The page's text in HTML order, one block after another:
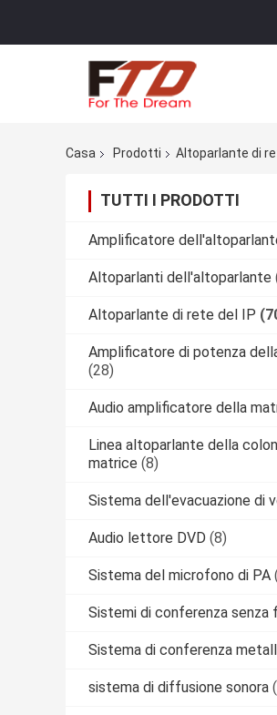
Casa Prodotti Altoparlante di
TUTTI I PRODOTTI
Amplificatore
Altoparlanti dell'altoparlante
Altoparlante di rete del IP
Amplificatore di potenza
(28)
Audio amplificatore della
Linea altoparlante della
matrice (8)
Sistema dell'evacuazione di
Audio lettore DVD (8)
Sistema del microfono di PA
Sistemi di conferenza senza
Sistema di conferenza
sistema di diffusione sonora